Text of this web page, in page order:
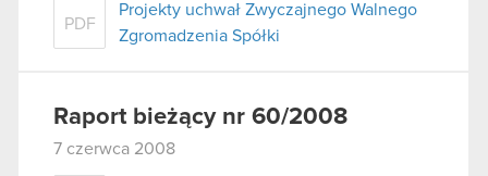
PDF
Projekty uchwał Zwyczajnego Walnego
Zgromadzenia Spółki
Raport bieżący nr 60/2008
7 czerwca 2008